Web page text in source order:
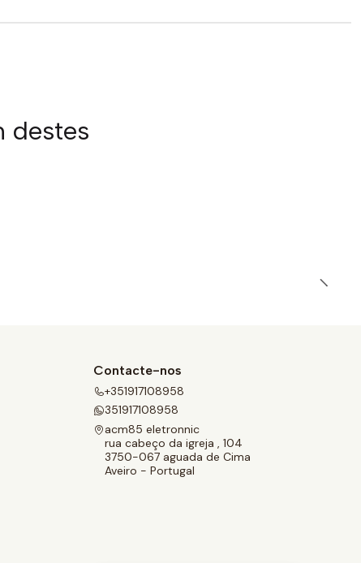
destes
Contacte-nos
+351917108958
351917108958
acm85 eletronnic
rua cabeço da igreja , 104
3750-067 aguada de Cima
Aveiro - Portugal